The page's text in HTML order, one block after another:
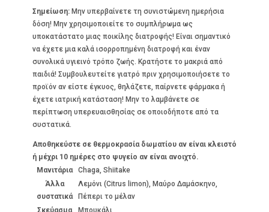
Σημείωση:Μην υπερβαίνετε τη συνιστώμενη ημερήσια
δόση! Μην χρησιμοποιείτε το συμπλήρωμα ως
υποκατάστατο μιας ποικίλης διατροφής! Είναι σημαντικό
να έχετε μια καλά ισορροπημένη διατροφή και έναν
συνολικά υγιεινό τρόπο ζωής. Κρατήστε το μακριά από
παιδιά! Συμβουλευτείτε γιατρό πριν χρησιμοποιήσετε το
προϊόν αν είστε έγκυος, θηλάζετε, παίρνετε φάρμακα ή
έχετε ιατρική κατάσταση! Μην το λαμβάνετε σε
περίπτωση υπερευαισθησίας σε οποιοδήποτε από τα
συστατικά.
Αποθηκεύστε σε θερμοκρασία δωματίου αν είναι κλειστό
ή μέχρι 10 ημέρες στο ψυγείο αν είναι ανοιχτό.
Μανιτάρια
Chaga, Shiitake
Άλλα
συστατικά
Λεμόνι (Citrus limon), Μαύρο Δαμάσκηνο,
Πέπερι το μέλαν
Σκεύασμα
Μπουκάλι